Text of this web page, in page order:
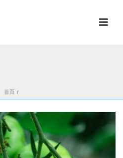
首页 /